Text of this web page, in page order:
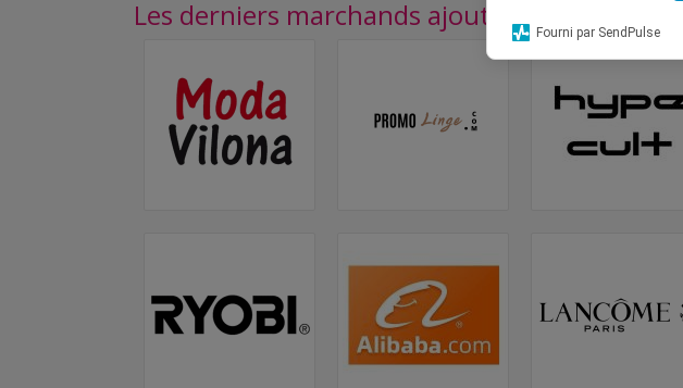
Les derniers marchands ajoutés sur Bon-Reduc
Fourni par SendPulse